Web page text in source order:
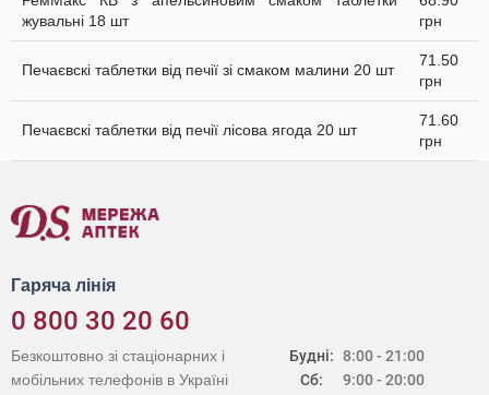
жувальні 18 шт
грн
Печаєвскі таблетки від печії зі смаком малини 20 шт
71.50
грн
Печаєвскі таблетки від печії лісова ягода 20 шт
71.60
грн
Гаряча лінія
0 800 30 20 60
Будні:
Сб:
8:00 - 21:00
9:00 - 20:00
Безкоштовно зі стаціонарних і
мобільних телефонів в Україні